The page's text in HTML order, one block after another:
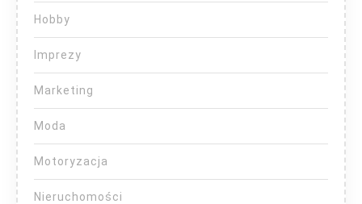
Hobby
Imprezy
Marketing
Moda
Motoryzacja
Nieruchomości